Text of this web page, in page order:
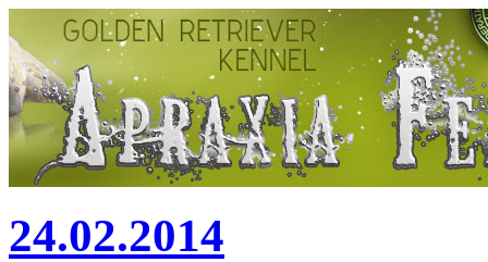
24.02.2014